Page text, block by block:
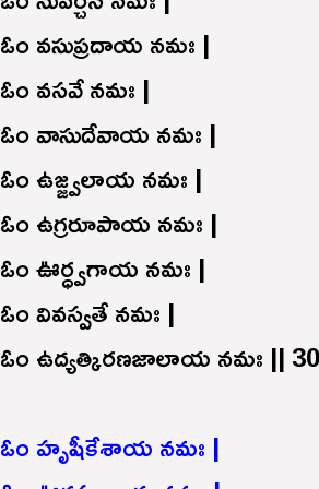
ఓం వసుప్రదాయ నమః |
ఓం వసవే నమః |
ఓం వాసుదేవాయ నమః |
ఓం ఉజ్జ్వలాయ నమః |
ఓం ఉగ్రరూపాయ నమః |
ఓం ఊర్ధ్వగాయ నమః |
ఓం వివస్వతే నమః |
ఓం ఉద్యత్కిరణజాలాయ నమః ||
ఓం హృషీకేశాయ నమః |